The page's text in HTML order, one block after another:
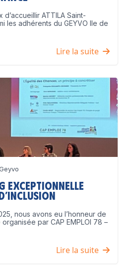
d’accueillir ATTILA Saint-
les adhérents du GEYVO Ile de
Lire la suite
exceptionnelle
nous avons eu l’honneur de
par CAP EMPLOI 78 –
Lire la suite